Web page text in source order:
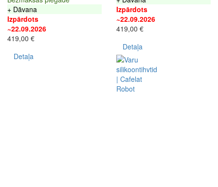
+ Dāvana
Izpārdots
~22.09.2026
419,00 €
Detaļa
Izpārdots
~22.09.2026
419,00 €
Detaļa